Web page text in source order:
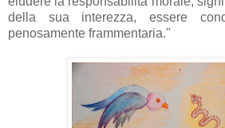
della sua interezza, essere
penosamente frammentaria."